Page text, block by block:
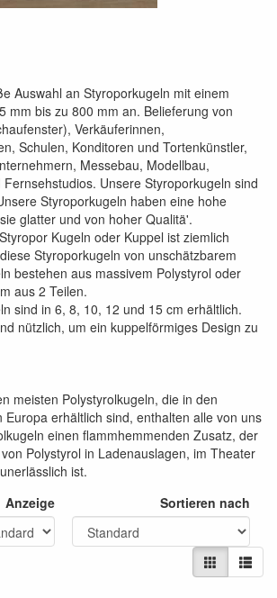
Auswahl an Styroporkugeln mit einem
mm bis zu 800 mm an. Belieferung von
Verkäuferinnen,
Schulen, Konditoren und Tortenkünstler,
Messebau, Modellbau,
Unsere Styroporkugeln sind
Styroporkugeln haben eine hohe
glatter und von hoher Qualitä'.
Kugeln oder Kuppel ist ziemlich
Styroporkugeln von unschätzbarem
bestehen aus massivem Polystyrol oder
aus 2 Teilen.
sind in 6, 8, 10, 12 und 15 cm erhältlich.
nützlich, um ein kuppelförmiges Design zu
meisten Polystyrolkugeln, die in den
Europa erhältlich sind, enthalten alle von uns
einen flammhemmenden Zusatz, der
Polystyrol in Ladenauslagen, im Theater
ist.
Anzeige
Sortieren nach